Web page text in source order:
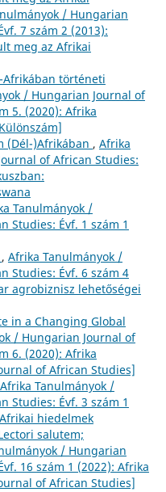
/ Hungarian
7 szám 2 (2013):
meg az Afrikai
Afrikában történeti
/ Hungarian Journal of
5. (2020): Afrika
(Dél-)Afrikában , Afrika
of African Studies:
Tanulmányok /
Studies: Évf. 1 szám 1
, Afrika Tanulmányok /
Studies: Évf. 6 szám 4
agrobiznisz lehetőségei
in a Changing Global
/ Hungarian Journal of
6. (2020): Afrika
of African Studies]
Afrika Tanulmányok /
Studies: Évf. 3 szám 1
hiedelmek
salutem;
/ Hungarian
16 szám 1 (2022): Afrika
of African Studies]